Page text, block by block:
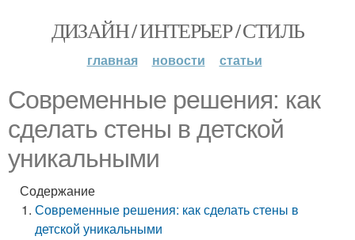
ДИЗАЙН / ИНТЕРЬЕР / СТИЛЬ
главная новости статьи
Современные решения: как
сделать стены в детской
уникальными
Содержание
Современные решения: как сделать стены в
детской уникальными